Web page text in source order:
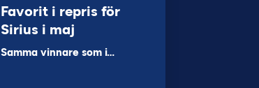
Favorit i repris för
Sirius i maj
Samma vinnare som i…